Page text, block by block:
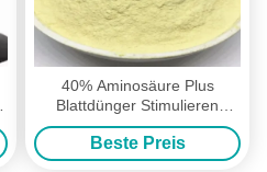
40% Aminosäure Plus
Blattdünger Stimulieren
Pflanzenwurzelwachstum
Beste Preis